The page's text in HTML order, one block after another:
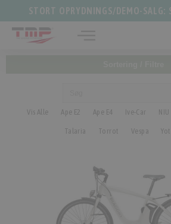
STORT OPRYDNINGS/DEMO-SALG:
Vis Alle Ape E2 Ape E4 Ive-Car NIU
Talaria Torrot Vespa